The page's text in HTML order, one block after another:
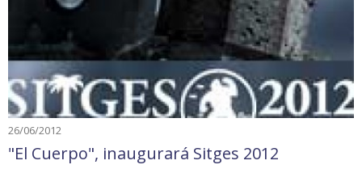
26/06/2012
"El Cuerpo", inaugurará Sitges 2012